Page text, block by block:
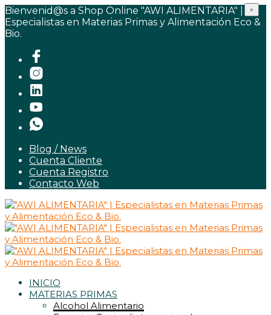
Bienvenid@s a Shop Online "AWI ALIMENTARIA" |
Especialistas en Materias Primas y Alimentación Eco &
Bio.
Blog / News
Cuenta Cliente
Cuenta Registro
Contacto Web
INICIO
MATERIAS PRIMAS
Alcohol Alimentario
×